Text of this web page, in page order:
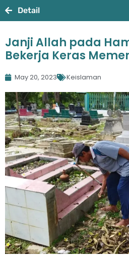
Detail
Janji Allah pada
Bekerja Keras
May 20, 2023 Keislaman